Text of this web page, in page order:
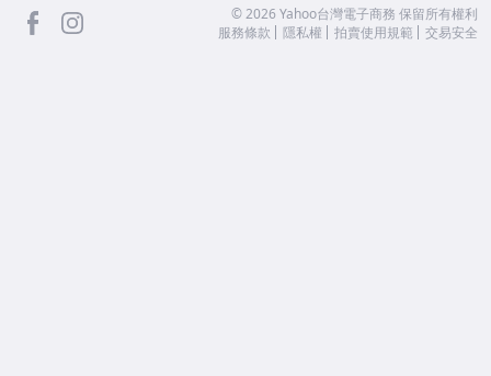
facebook ©2026 Yahoo台灣電子商務 保留所有權利
服務條款
隱私權 拍賣使用規範 交易安全